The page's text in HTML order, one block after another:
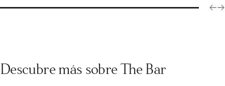
Descubre más sobre The Bar